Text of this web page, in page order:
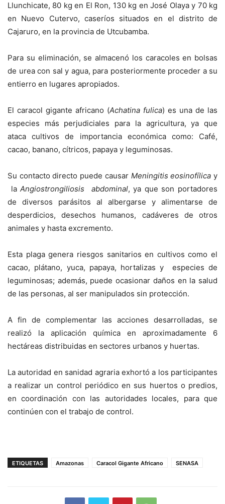
Llunchicate, 80 kg en El Ron, 130 kg en José Olaya y 70 kg
en Nuevo Cutervo, caseríos situados en el distrito de
Cajaruro, en la provincia de Utcubamba.
Para su eliminación, se almacenó los caracoles en bolsas
de urea con sal y agua, para posteriormente proceder a su
entierro en lugares apropiados.
El caracol gigante africano (Achatina fulica) es una de las
especies más perjudiciales para la agricultura, ya que
ataca cultivos de importancia económica como: Café,
cacao, banano, cítricos, papaya y leguminosas.
Su contacto directo puede causar Meningitis eosinofílica y
laAngiostrongiliosis abdominal, ya que son portadores
de diversos parásitos al albergarse y alimentarse de
desperdicios, desechos humanos, cadáveres de otros
animales y hasta excremento.
Esta plaga genera riesgos sanitarios en cultivos como el
cacao, plátano, yuca, papaya, hortalizas y especies de
leguminosas; además, puede ocasionar daños en la salud
de las personas, al ser manipulados sin protección.
A fin de complementar las acciones desarrolladas, se
realizó la aplicación química en aproximadamente 6
hectáreas distribuidas en sectores urbanos y huertas.
La autoridad en sanidad agraria exhortó a los participantes
a realizar un control periódico en sus huertos o predios,
en coordinación con las autoridades locales, para que
continúen con el trabajo de control.
ETIQUETAS Amazonas Caracol Gigante Africano SENASA